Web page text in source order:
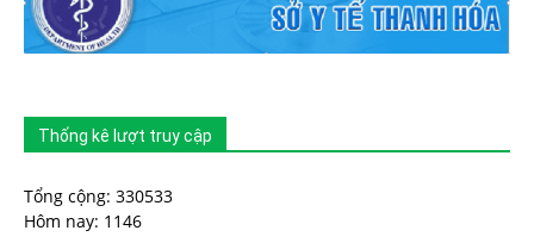
Thống kê lượt truy cập
Tổng cộng: 330533
Hôm nay: 1146